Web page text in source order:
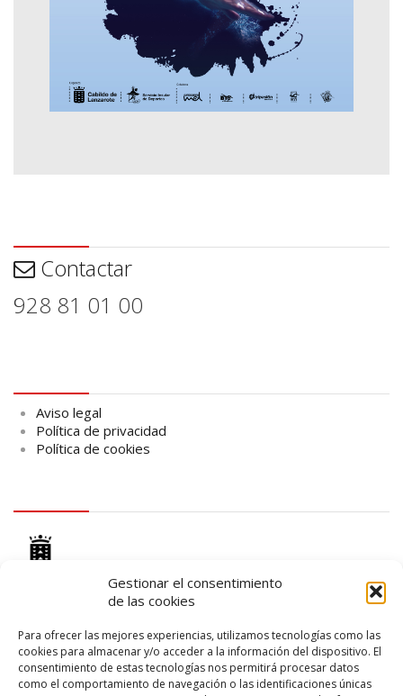
Gestionar el consentimiento
de las cookies
Para ofrecer las mejores experiencias, utilizamos tecnologías como las
cookies para almacenar y/o acceder a la información del dispositivo. El
consentimiento de estas tecnologías nos permitirá procesar datos
como el comportamiento de navegación o las identificaciones únicas
Contactar
928 81 01 00
Aviso legal
Política de privacidad
Política de cookies
logo SID